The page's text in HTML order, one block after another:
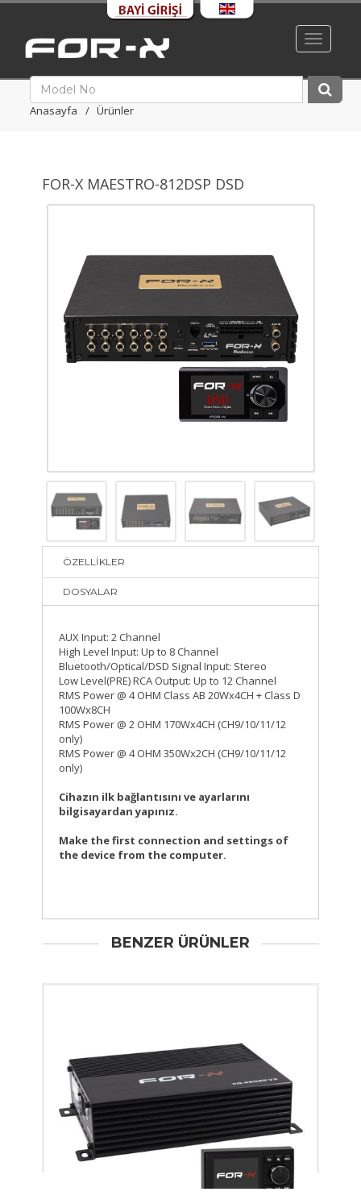
Toggle
Anasayfa Ürünler
FOR-X MAESTRO-812DSP DSD
ÖZELLİKLER
DOSYALAR
AUX Input: 2 Channel
High Level Input: Up to 8 Channel
Bluetooth/Optical/DSD Signal Input: Stereo
Low Level(PRE) RCA Output: Up to 12 Channel
RMS Power @ 4 OHM Class AB 20Wx4CH + Class D
100Wx8CH
RMS Power @ 2 OHM 170Wx4CH (CH9/10/11/12
only)
RMS Power @ 4 OHM 350Wx2CH (CH9/10/11/12
only)
Cihazın ilk bağlantısını ve ayarlarını
bilgisayardan yapınız.
Make the first connection and settings of
the device from the computer.
BENZER ÜRÜNLER